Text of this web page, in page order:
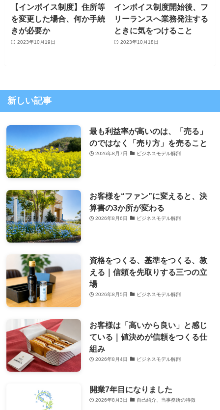
【インボイス制度】住所等
を変更した場合、何か手続
きが必要か
2023年10月19日
インボイス制度開始後、フ
リーランスへ業務発注する
ときに気をつけること
2023年10月18日
新しい記事
最も利益率が高いのは、「売る」
のではなく「売り方」を売ること
2026年8月7日 ビジネスモデル解剖
お客様を“ファン”に変えると、決
算書の3か所が変わる
2026年8月6日 ビジネスモデル解剖
資格をつくる、基準をつくる、教
える｜信頼を先取りする三つの立
場
2026年8月5日 ビジネスモデル解剖
お客様は「高いから良い」と感じ
ている｜値決めが信頼をつくる仕
組み
2026年8月4日 ビジネスモデル解剖
開業7年目になりました
2026年8月3日 自己紹介、当事務所の特徴